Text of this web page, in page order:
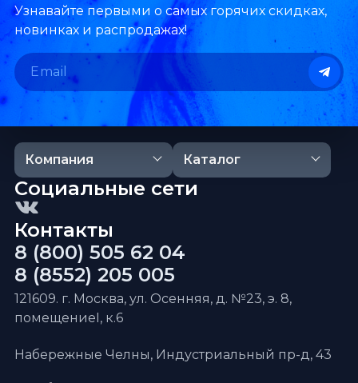
Узнавайте первыми о самых горячих скидках,
новинках и распродажах!
Компания Каталог
Контакты
8 (800) 505 62 04
8 (8552) 205 005
121609. г. Москва, ул. Осенняя, д. №23, э. 8,
помещениеI, к.6
Набережные Челны, Индустриальный пр-д, 43
Социальные сети